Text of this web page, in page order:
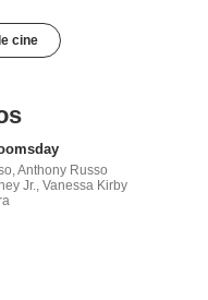
cine
Anthony Russo
Jr., Vanessa Kirby